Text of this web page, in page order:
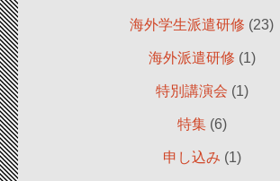
海外学生派遣研修 (23)
海外派遣研修 (1)
特別講演会 (1)
特集(6)
申し込み (1)